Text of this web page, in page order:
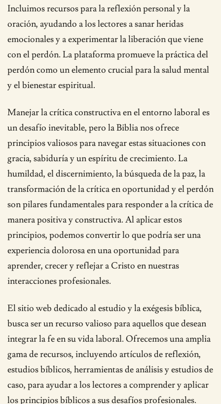
Incluimos recursos para la reflexión personal y la
oración, ayudando a los lectores a sanar heridas
emocionales y a experimentar la liberación que viene
con el perdón. La plataforma promueve la práctica del
perdón como un elemento crucial para la salud mental
y el bienestar espiritual.
Manejar la crítica constructiva en el entorno laboral es
un desafío inevitable, pero la Biblia nos ofrece
principios valiosos para navegar estas situaciones con
gracia, sabiduría y un espíritu de crecimiento. La
humildad, el discernimiento, la búsqueda de la paz, la
transformación de la crítica en oportunidad y el perdón
son pilares fundamentales para responder a la crítica de
manera positiva y constructiva. Al aplicar estos
principios, podemos convertir lo que podría ser una
experiencia dolorosa en una oportunidad para
aprender, crecer y reflejar a Cristo en nuestras
interacciones profesionales.
El sitio web dedicado al estudio y la exégesis bíblica,
busca ser un recurso valioso para aquellos que desean
integrar la fe en su vida laboral. Ofrecemos una amplia
gama de recursos, incluyendo artículos de reflexión,
estudios bíblicos, herramientas de análisis y estudios de
caso, para ayudar a los lectores a comprender y aplicar
los principios bíblicos a sus desafíos profesionales.